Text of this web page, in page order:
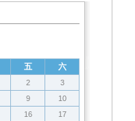
五 六
2
3
9
10
16
17